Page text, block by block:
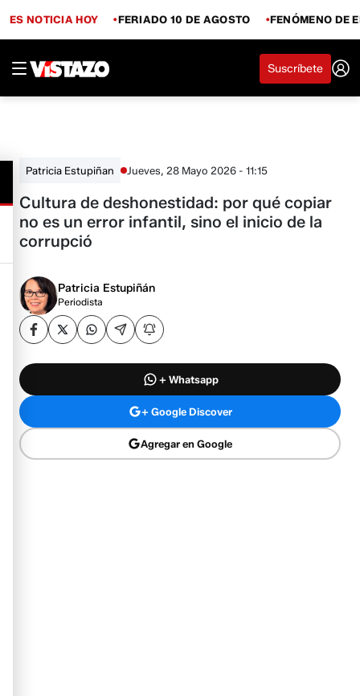
ES NOTICIA HOY FERIADO 10 DE AGOSTO FENÓMENO DE
Suscríbete
Patricia Estupiñan Jueves, 28 Mayo 2026 - 11:15
Cultura de deshonestidad: por qué copiar
no es un error infantil, sino el inicio de la
corrupció
Patricia Estupiñán
Periodista
+ Whatsapp
+ Google Discover
Agregar en Google